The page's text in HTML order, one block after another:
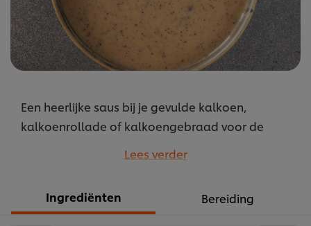
Een heerlijke saus bij je gevulde kalkoen,
kalkoenrollade of kalkoengebraad voor de
met cognac is vol van smaak en zelfs geschikt
truffelsmaak.
Lees verder
Ingrediënten Bereiding